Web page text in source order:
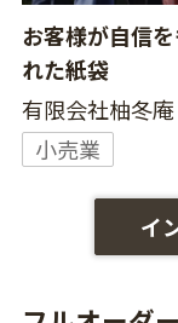
お客様が自信
れた紙袋
有限会社柚冬庵
小売業
イ